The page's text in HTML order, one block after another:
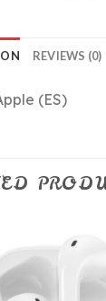
REVIEWS (0)
(ES)